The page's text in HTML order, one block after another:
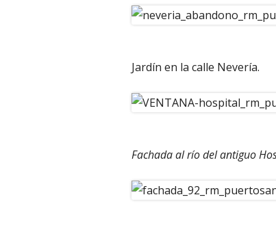
Jardín en la calle Nevería.
Fachada al río del antiguo